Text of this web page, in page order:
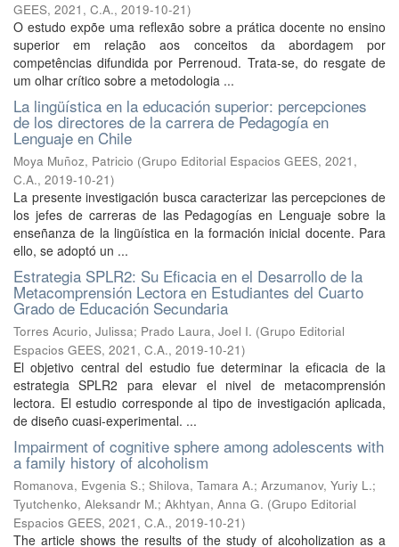
GEES, 2021, C.A., 2019-10-21)
O estudo expõe uma reflexão sobre a prática docente no ensino
superior em relação aos conceitos da abordagem por
competências difundida por Perrenoud. Trata-se, do resgate de
um olhar crítico sobre a metodologia ...
La lingüística en la educación superior: percepciones
de los directores de la carrera de Pedagogía en
Lenguaje en Chile
Moya Muñoz, Patricio (Grupo Editorial Espacios GEES, 2021,
C.A., 2019-10-21)
La presente investigación busca caracterizar las percepciones de
los jefes de carreras de las Pedagogías en Lenguaje sobre la
enseñanza de la lingüística en la formación inicial docente. Para
ello, se adoptó un ...
Estrategia SPLR2: Su Eficacia en el Desarrollo de la
Metacomprensión Lectora en Estudiantes del Cuarto
Grado de Educación Secundaria
Torres Acurio, Julissa; Prado Laura, Joel I. (Grupo Editorial
Espacios GEES, 2021, C.A., 2019-10-21)
El objetivo central del estudio fue determinar la eficacia de la
estrategia SPLR2 para elevar el nivel de metacomprensión
lectora. El estudio corresponde al tipo de investigación aplicada,
de diseño cuasi-experimental. ...
Impairment of cognitive sphere among adolescents with
a family history of alcoholism
Romanova, Evgenia S.; Shilova, Tamara A.; Arzumanov, Yuriy L.;
Tyutchenko, Aleksandr M.; Akhtyan, Anna G. (Grupo Editorial
Espacios GEES, 2021, C.A., 2019-10-21)
The article shows the results of the study of alcoholization as a